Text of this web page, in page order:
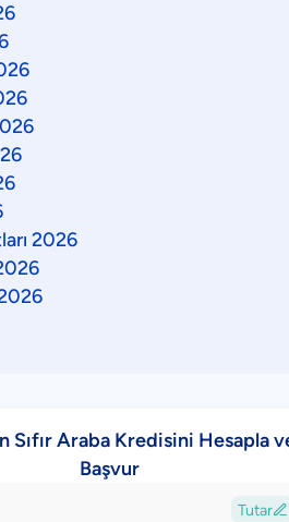
2026
Sıfır Araba Kredisini Hesapla
Başvur
Tutar